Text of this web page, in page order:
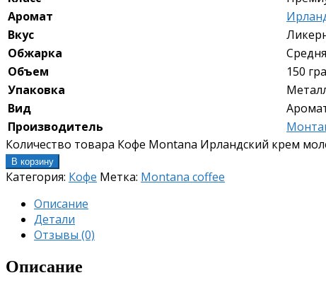
Аромат
Вкус
Обжарка
Объем
150
Упаковка
Вид
Производитель
Количество товара Кофе Montana Ирландский крем
В корзину
Категория: Кофе Метка: Montana coffee
Описание
Детали
Отзывы (0)
Описание